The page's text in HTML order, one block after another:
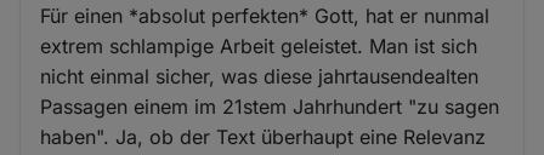
Für einen *absolut perfekten* Gott, hat er nunmal
extrem schlampige Arbeit geleistet. Man ist sich
nicht einmal sicher, was diese jahrtausendealten
Passagen einem im 21stem Jahrhundert "zu sagen
haben". Ja, ob der Text überhaupt eine Relevanz